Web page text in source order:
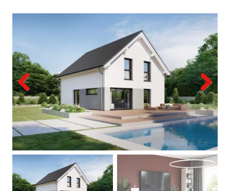
Previous Next